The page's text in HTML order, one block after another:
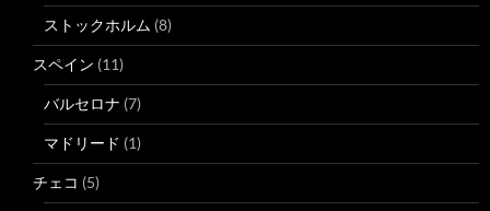
ストックホルム (8)
スペイン (11)
バルセロナ (7)
マドリード (1)
チェコ (5)